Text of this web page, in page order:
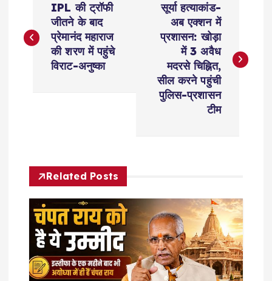
o
s
v
g
a
IPL की ट्रॉफी
जीतने के बाद
प्रेमानंद महाराज
की शरण में पहुंचे
विराट-अनुष्का
सूर्या हत्याकांड-
अब एक्शन में
प्रशासन: खोड़ा
में 3 अवैध
मदरसे चिह्नित,
सील करने पहुंची
पुलिस-प्रशासन
टीम
Related Posts